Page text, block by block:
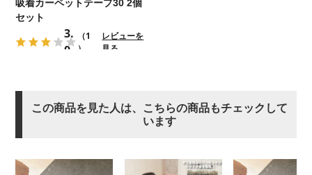
吸着カーペットテープ30 2個
セット
3.
0
（1
）
レビューを
見る
この商品を見た人は、こちらの商品もチェックして
います